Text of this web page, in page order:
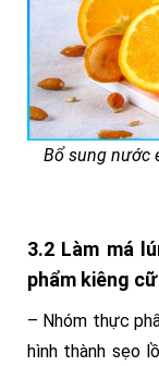
Bổ sung nước
3.2 Làm má
phẩm kiêng cữ
– Nhóm thực
hình thành sẹo